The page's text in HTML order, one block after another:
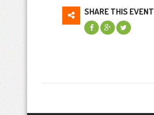
SHARE THIS EVENT